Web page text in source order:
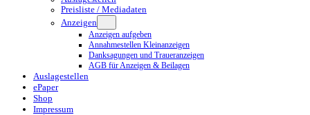
Preisliste / Mediadaten
Anzeigen
Anzeigen aufgeben
Annahmestellen Kleinanzeigen
Danksagungen und Traueranzeigen
AGB für Anzeigen & Beilagen
Auslagestellen
ePaper
Shop
Impressum